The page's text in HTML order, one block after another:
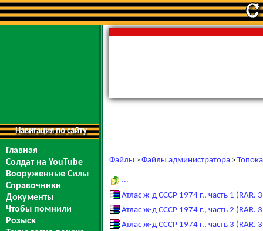
Навигация по сайту
Главная
Солдат на YouTube
Вооруженные Силы
Справочники
Документы
Чтобы помнили
Розыск
Файлы > Файлы администратора >
...
Атлас ж-д СССР 1974 г., часть 1 (RAR.
Атлас ж-д СССР 1974 г., часть 2 (RAR.
Атлас ж-д СССР 1974 г., часть 3 (RAR.